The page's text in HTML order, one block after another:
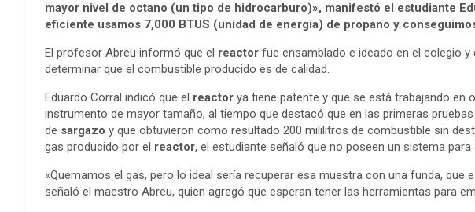
mayor nivel de octano (un tipo de hidrocarburo)», manifestó el estudiante
eficiente usamos 7,000 BTUS (unidad de energía) de propano y
El profesor Abreu informó que el reactor fue ensamblado e ideado en el colegio
determinar que el combustible producido es de calidad.
Eduardo Corral indicó que el reactor ya tiene patente y que se está trabajando en
instrumento de mayor tamaño, al tiempo que destacó que en las primeras
de sargazo y que obtuvieron como resultado 200 mililitros de combustible sin
gas producido por el reactor, el estudiante señaló que no poseen un sistema
«Quemamos el gas, pero lo ideal sería recuperar esa muestra con una funda, que
señaló el maestro Abreu, quien agregó que esperan tener las herramientas para